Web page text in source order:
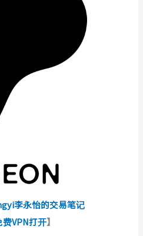
李永怡的交易笔记
VPN打开】